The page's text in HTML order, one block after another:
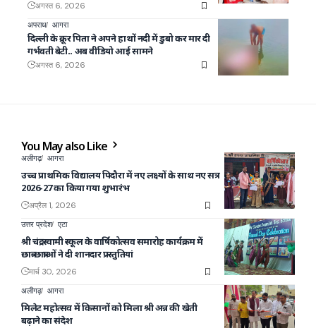
अगस्त 6, 2026
अपराध आगरा
दिल्ली के क्रूर पिता ने अपने हाथों नदी में डुबो कर मार दी
गर्भवती बेटी.. अब वीडियो आई सामने
अगस्त 6, 2026
You May also Like
अलीगढ़ आगरा
उच्च प्राथमिक विद्यालय पिदौरा में नए लक्ष्यों के साथ नए सत्र
2026-27 का किया गया शुभारंभ
अप्रैल 1, 2026
उत्तर प्रदेश एटा
श्री चंद्रस्वामी स्कूल के वार्षिकोत्सव समारोह कार्यक्रम में
छात्र-छात्राओं ने दी शानदार प्रस्तुतियां
मार्च 30, 2026
अलीगढ़ आगरा
मिलेट महोत्सव में किसानों को मिला श्री अन्न की खेती
बढ़ाने का संदेश